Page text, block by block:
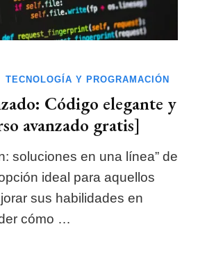
TECNOLOGÍA Y PROGRAMACIÓN
Código elegante y
avanzado gratis]
soluciones en una línea” de
ideal para aquellos
sus habilidades en
cómo …